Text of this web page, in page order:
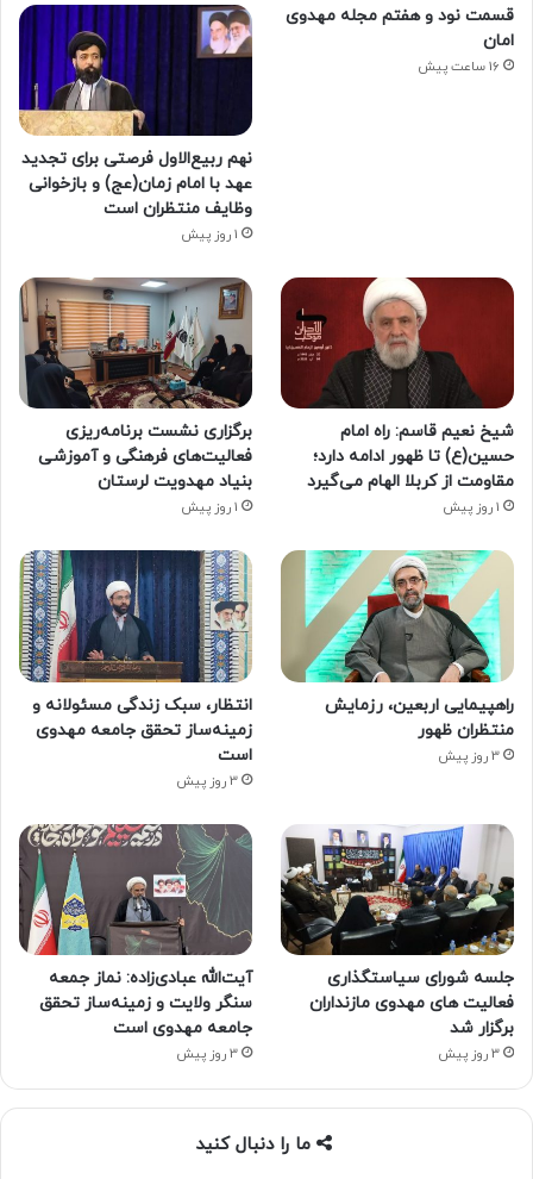
قسمت نود و هفتم مجله مهدوی
امان
16 ساعت پیش
نهم ربیع‌الاول فرصتی برای تجدید
عهد با امام زمان(عج) و بازخوانی
وظایف منتظران است
1 روز پیش
شیخ نعیم قاسم: راه امام
حسین(ع) تا ظهور ادامه دارد؛
مقاومت از کربلا الهام می‌گیرد
1 روز پیش
برگزاری نشست برنامه‌ریزی
فعالیت‌های فرهنگی و آموزشی
بنیاد مهدویت لرستان
1 روز پیش
راهپیمایی اربعین، رزمایش
منتظران ظهور
3 روز پیش
انتظار، سبک زندگی مسئولانه و
زمینه‌ساز تحقق جامعه مهدوی
است
3 روز پیش
جلسه شورای سیاستگذاری
فعالیت های مهدوی مازنداران
برگزار شد
3 روز پیش
آیت‌الله عبادی‌زاده: نماز جمعه
سنگر ولایت و زمینه‌ساز تحقق
جامعه مهدوی است
3 روز پیش
ما را دنبال کنید